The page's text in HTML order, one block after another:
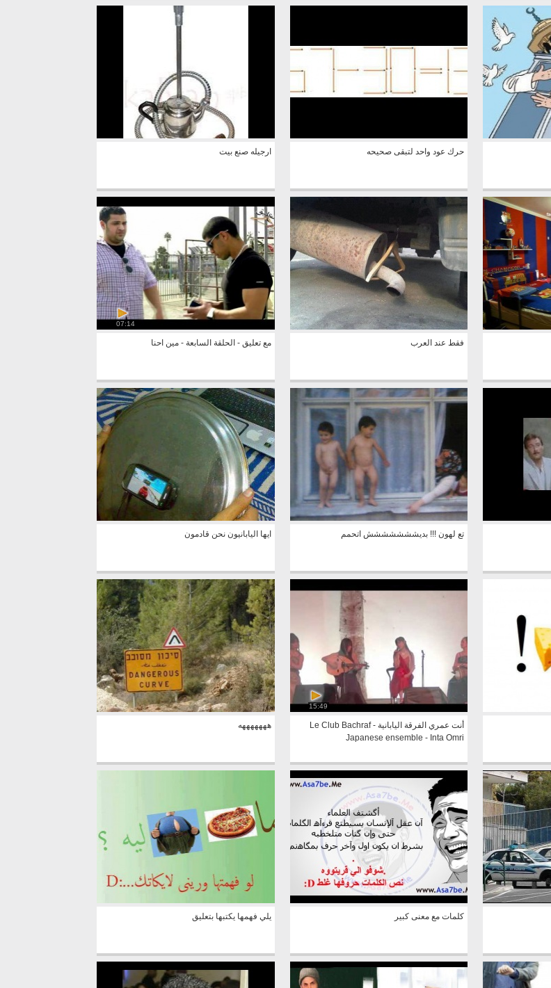
حرك عود واحد لتبقى صحيحه ارجيله صنع بيت
فقط عند العرب
07:14
مع تعليق - الحلقة السابعة - مين احنا
تع لهون !!! بديششششششش اتحمم ايها اليابانيون نحن قادمون
15:49
أنت عمري الفرقة اليابانية Le Club Bachraf -
Japanese ensemble - Inta Omri
هههههههه
كلمات مع معنى كبير يلي فهمها يكتبها بتعليق